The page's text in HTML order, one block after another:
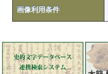
画像利用条件